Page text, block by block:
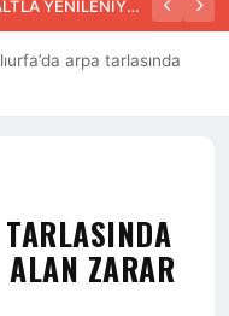
ATATÜRK BULVARI SICAK ASFALTLA YENİLENİYOR
arpa tarlasında
ZARAR